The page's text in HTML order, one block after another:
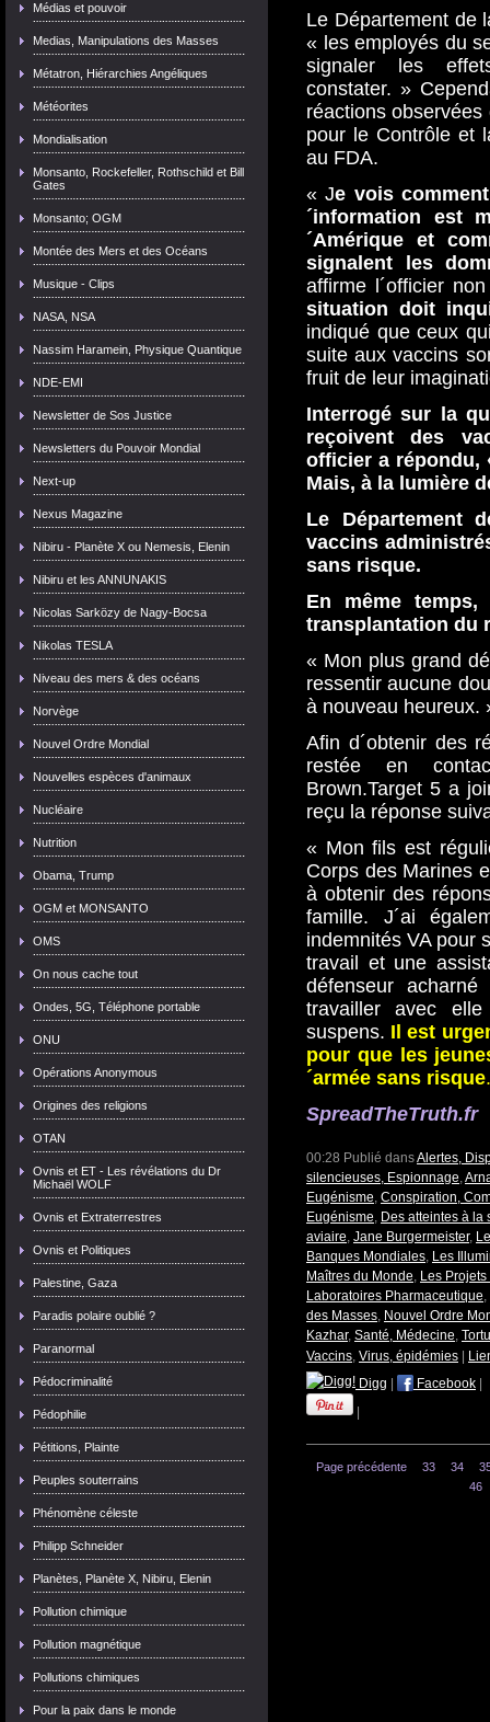
Médias et pouvoir
Medias, Manipulations des Masses
Métatron, Hiérarchies Angéliques
Météorites
Mondialisation
Monsanto, Rockefeller, Rothschild et Bill
Gates
Monsanto; OGM
Montée des Mers et des Océans
Musique - Clips
NASA, NSA
Nassim Haramein, Physique Quantique
NDE-EMI
Newsletter de Sos Justice
Newsletters du Pouvoir Mondial
Next-up
Nexus Magazine
Nibiru - Planète X ou Nemesis, Elenin
Nibiru et les ANNUNAKIS
Nicolas Sarközy de Nagy-Bocsa
Nikolas TESLA
Niveau des mers & des océans
Norvège
Nouvel Ordre Mondial
Nouvelles espèces d'animaux
Nucléaire
Nutrition
Obama, Trump
OGM et MONSANTO
OMS
On nous cache tout
Ondes, 5G, Téléphone portable
ONU
Opérations Anonymous
Origines des religions
OTAN
Ovnis et ET - Les révélations du Dr
Michaël WOLF
Ovnis et Extraterrestres
Ovnis et Politiques
Palestine, Gaza
Paradis polaire oublié ?
Paranormal
Pédocriminalité
Pédophilie
Pétitions, Plainte
Peuples souterrains
Phénomène céleste
Philipp Schneider
Planètes, Planète X, Nibiru, Elenin
Pollution chimique
Pollution magnétique
Pollutions chimiques
Pour la paix dans le monde
Le Département de
« les employés du
signaler les
constater. »
réactions
pour le Contrôle et
au FDA.
« Je vois
´information est
´Amérique et
signalent les
affirme l´officier
situation doit
indiqué que ceux
suite aux vaccins
fruit de leur
Interrogé sur la
reçoivent des
officier a répondu,
Mais, à la lumière
Le Département
vaccins
sans risque.
En même
transplantation du
« Mon plus grand
ressentir aucune
à nouveau heureux.
Afin d´obtenir des
restée en
Brown.Target 5 a
reçu la réponse
« Mon fils est
Corps des Marines
à obtenir des
famille. J´ai
indemnités VA pour
travail et une
défenseur
travailler avec
suspens. Il est
pour que les
´armée sans risque
SpreadTheTruth.fr
00:28 Publié dansAlertes,
silencieuses, Espionnage,
Eugénisme, Conspiration,
Eugénisme, Des atteintes à la
aviaire, Jane Burgermeister,
Banques Mondiales, Les
Maîtres du Monde, Les
Laboratoires Pharmaceutique,
des Masses, Nouvel Ordre
Kazhar, Santé, Médecine,
Vaccins, Virus, épidémies
Digg
Facebook
Page précédente 33 34
46